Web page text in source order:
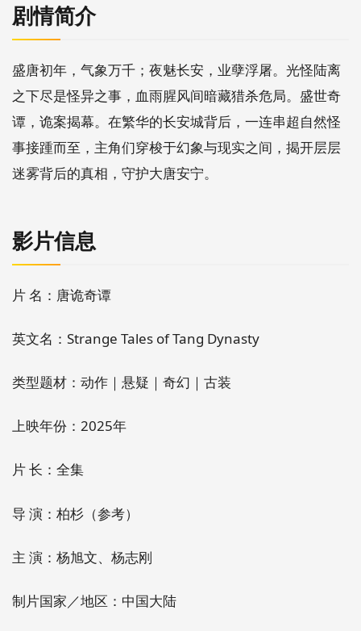
剧情简介
盛唐初年，气象万千；夜魅长安，业孽浮屠。光怪陆离
之下尽是怪异之事，血雨腥风间暗藏猎杀危局。盛世奇
谭，诡案揭幕。在繁华的长安城背后，一连串超自然怪
事接踵而至，主角们穿梭于幻象与现实之间，揭开层层
迷雾背后的真相，守护大唐安宁。
影片信息
片 名：唐诡奇谭
英文名：Strange Tales of Tang Dynasty
类型题材：动作｜悬疑｜奇幻｜古装
上映年份：2025年
片 长：全集
导 演：柏杉（参考）
主 演：杨旭文、杨志刚
制片国家／地区：中国大陆